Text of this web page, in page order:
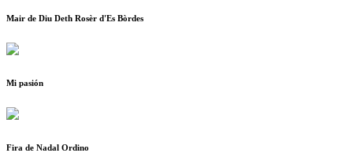
Mair de Diu Deth Rosèr d'Es Bòrdes
Mi pasión
Fira de Nadal Ordino